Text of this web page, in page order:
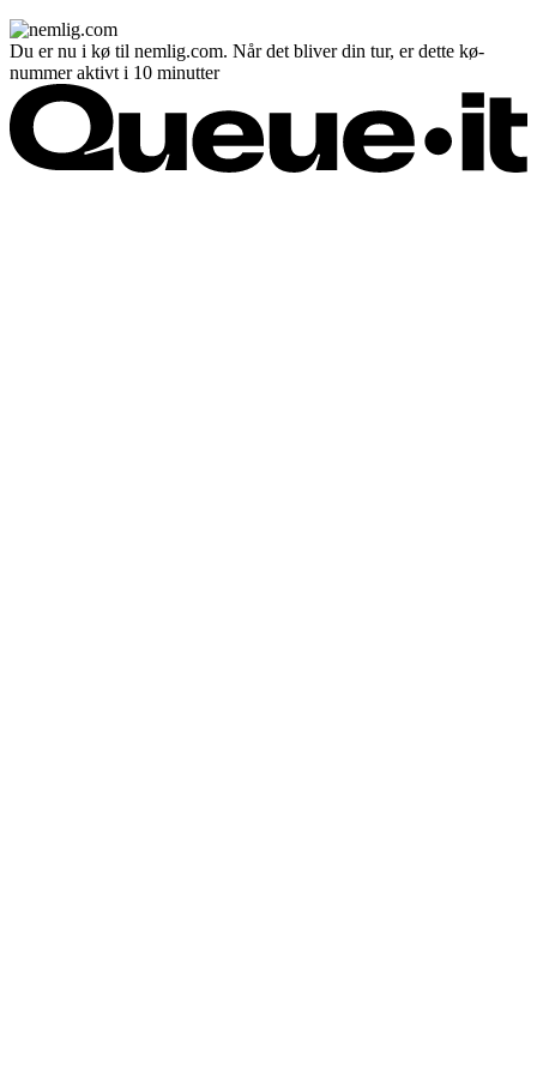
Du er nu i kø til nemlig.com. Når det bliver din tur, er dette kø-
nummer aktivt i 10 minutter